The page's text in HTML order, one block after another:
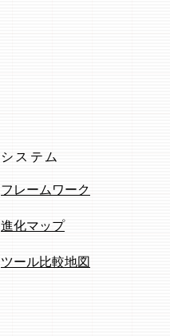
システム
フレームワーク
進化マップ
ツール比較地図